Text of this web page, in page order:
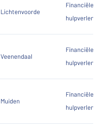
Lichtenvoorde
Financiële
Veenendaal
Financiële
Muiden
Financiële